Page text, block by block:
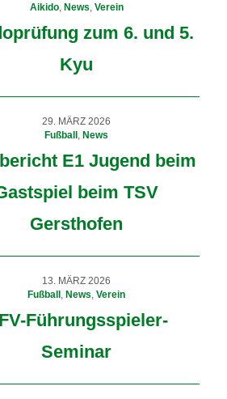
Aikido, News Verein
zum 6. und 5.
Kyu
29. MÄRZ 2026
Fußball ,News
E1 Jugend beim
beim TSV
Gersthofen
13. MÄRZ 2026
Fußball ,News ,Verein
Führungsspieler-
Seminar